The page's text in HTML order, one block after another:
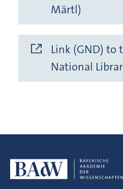
Märtl)
Link (GND) to
National